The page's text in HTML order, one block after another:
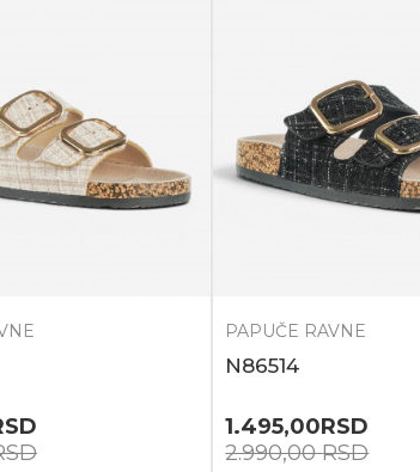
PAPUČE RAVNE
N86514
1.495,00RSD
2.990,00RSD